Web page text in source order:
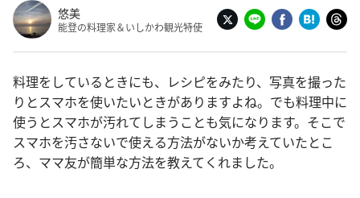
悠美
能登の料理家＆いしかわ観光特使
料理をしているときにも、レシピをみたり、写真を撮った
りとスマホを使いたいときがありますよね。でも料理中に
使うとスマホが汚れてしまうことも気になります。そこで
スマホを汚さないで使える方法がないか考えていたとこ
ろ、ママ友が簡単な方法を教えてくれました。